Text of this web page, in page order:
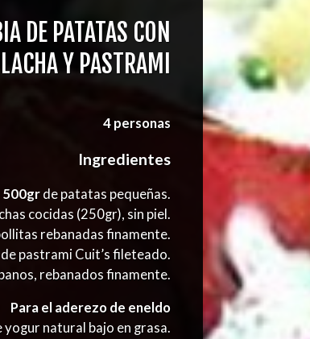
DE PATATAS CON
Y PASTRAMI
4 personas
Ingredientes
500grde patatas pequeñas.
cocidas (250gr), sin piel.
rebanadas finamente.
pastrami Cuit’s fileteado.
rebanados finamente.
Para el aderezo de eneldo
natural bajo en grasa.